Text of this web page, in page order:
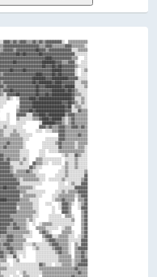
▓▓▓▓▒▒▓▓▓▓▓▓▓▓▓▓▒▒    ░░░░  ░░░░░░░░░░▒▒▒▒▒▒▒▒▒▒▒▒██▓▓▓▓▓▓▓▓▓▓▓▓▓▓▓▓▓▓▓▓▓▓▓▓▓▓▓▓▓▓██▓▓▓▓▓▓▒▒▓▓▒▒▒▒▒▒░░  ░░  ░░▒▒▒▒▒▒░░░░░░░░░░░░░░    ▒▒▓▓
▒▒▓▓▒▒▓▓██▓▓▓▓▓▓  ░░░░  ░░░░░░    ░░░░░░▒▒▒▒▒▒▒▒▒▒▒▒▒▒▓▓▓▓▒▒▓▓▓▓▓▓▓▓▓▓▓▓▓▓▓▓▓▓▓▓▓▓▓▓▓▓▓▓▒▒▒▒▓▓▓▓▒▒▒▒░░    ▒▒▒▒▒▒░░░░░░░░  ░░▒▒▒▒      ▒▒▓▓
▒▒░░▓▓▓▓▓▓▓▓▓▓▒▒░░░░░░  ░░      ░░░░░░░░▒▒░░▒▒░░▓▓▒▒░░██▓▓▓▓▓▓▓▓▓▓▓▓▓▓▓▓▓▓▓▓▓▓▓▓▓▓██▓▓▓▓▒▒▒▒▒▒▒▒▒▒▒▒▒▒░░    ▒▒▓▓▒▒░░      ▒▒▒▒▒▒░░    ▒▒▓▓
▓▓░░▒▒██▓▓▓▓▓▓▓▓▒▒░░░░░░░░      ░░  ░░░░░░░░░░▒▒▓▓▒▒▒▒▓▓▓▓▓▓▓▓▓▓▓▓▓▓▒▒▓▓▓▓▓▓▓▓▓▓▓▓▓▓▒▒▒▒▓▓▓▓▒▒▒▒▒▒░░░░░░      ▒▒▓▓▓▓░░░░▒▒▒▒▒▒░░░░  ░░▒▒▓▓
▓▓▓▓▓▓██▓▓▓▓▓▓▓▓▓▓▓▓██▓▓      ░░░░      ░░░░▒▒▓▓▒▒▒▒▓▓▒▒▓▓▒▒░░██▓▓▓▓▓▓▓▓▓▓▓▓▓▓▓▓▒▒░░▒▒▒▒▓▓▓▓▒▒▒▒▒▒▒▒          ░░▒▒▓▓▓▓▒▒▒▒▒▒▒▒░░░░░░░░▓▓▓▓
▓▓▓▓▓▓████▓▓▓▓▓▓▓▓▓▓▓▓░░                ░░▒▒▒▒▒▒░░▒▒▒▒▒▒▒▒▒▒▒▒▒▒░░▒▒▓▓▓▓▓▓██▓▓░░▓▓▓▓▒▒▓▓▓▓▒▒▒▒▒▒▒▒░░░░░░▒▒░░░░░░░░▒▒▓▓▓▓▒▒▒▒▒▒░░  ▒▒░░▓▓▓▓
▓▓▒▒▓▓████▓▓▓▓▓▓▓▓▓▓▓▓▓▓  ░░░░░░░░░░░░░░░░▒▒▒▒░░▒▒▒▒▒▒▒▒▓▓▒▒▒▒▓▓▒▒▒▒▒▒▒▒▒▒▓▓░░▒▒▓▓▓▓▒▒▒▒▓▓▓▓▒▒▒▒▒▒░░    ░░▒▒░░░░░░░░▒▒▓▓▓▓▒▒▒▒░░  ▒▒▓▓▓▓▓▓
▓▓▓▓▓▓▓▓▓▓▓▓▓▓▓▓▓▓▓▓▓▓      ░░░░    ░░░░░░░░░░░░░░░░░░▒▒▒▒░░▒▒▓▓▓▓▒▒▓▓▓▓▓▓▓▓▓▓▓▓▓▓▓▓▓▓▒▒▒▒▓▓▒▒░░░░░░      ░░░░░░░░░░░░▒▒▓▓▒▒▒▒░░  ▒▒▒▒▓▓▒▒
▒▒▓▓▒▒██▓▓▓▓▓▓▓▓▓▓▓▓▒▒    ░░      ░░  ░░    ░░░░  ░░░░▒▒░░░░▒▒▓▓▓▓▒▒▒▒██▓▓▓▓▓▓▓▓▓▓▒▒▓▓▒▒░░░░▓▓░░  ░░      ░░░░░░░░░░░░░░▒▒▒▒▒▒▒▒  ▒▒▒▒▓▓▒▒
▒▒▒▒▓▓▓▓████████▓▓▓▓            ░░░░      ░░░░      ░░░░░░  ▒▒▒▒▒▒░░▒▒██▒▒▓▓▓▓▓▓▓▓░░▒▒▒▒    ░░▒▒          ░░░░░░░░░░░░░░▒▒▒▒▒▒▒▒░░▒▒▒▒▓▓▓▓
▒▒▒▒▓▓▒▒▒▒██████▓▓▓▓▒▒░░░░▒▒░░░░░░░░░░  ░░░░░░            ▒▒▒▒▒▒▒▒░░▓▓▓▓▒▒▓▓▓▓▓▓▓▓▒▒░░░░░░  ░░░░░░░░░░░░░░░░▓▓▒▒░░░░  ░░░░▒▒▒▒▒▒░░▒▒▓▓▓▓▓▓
▒▒▒▒▓▓▓▓▓▓▓▓██▓▓▓▓▓▓▓▓▓▓▓▓▓▓▓▓  ░░░░    ░░  ░░      ░░░░▒▒░░░░░░░░  ▓▓▓▓▒▒▓▓▓▓▓▓▒▒▒▒▒▒▒▒░░░░░░░░░░░░░░░░░░░░▒▒▒▒▒▒▒▒▒▒▒▒▒▒▒▒▒▒▒▒▒▒▓▓▒▒▒▒▒▒
▒▒▒▒▒▒▒▒▓▓▓▓▓▓▓▓██▓▓▓▓▓▓▓▓▓▓░░░░░░      ░░░░░░      ░░░░▒▒  ░░    ▒▒▒▒▒▒▒▒▓▓▓▓▒▒▒▒▓▓░░░░░░░░░░  ░░▒▒░░░░░░░░░░▒▒▒▒▒▒▒▒▒▒▒▒▒▒▒▒▒▒▒▒▒▒▓▓▒▒▒▒
▒▒▒▒░░░░▒▒▒▒▒▒▒▒▓▓██████▓▓▓▓░░        ░░  ░░░░░░░░▒▒░░░░░░      ░░▒▒░░░░▓▓▒▒▒▒▒▒▒▒▒▒▒▒░░░░  ░░░░  ▒▒▒▒░░░░░░  ▒▒▒▒▒▒▒▒▒▒▒▒▒▒▒▒▒▒▓▓▒▒▒▒▒▒▒▒
▒▒▒▒░░░░▒▒▒▒▒▒▒▒▒▒▒▒▒▒▒▒▒▒▒▒░░░░░░  ░░  ░░░░░░░░░░▒▒░░░░░░    ░░░░░░░░  ▒▒░░▒▒░░░░▒▒░░░░░░░░    ░░░░▒▒▒▒░░░░░░▒▒▒▒▒▒▒▒▒▒▒▒▒▒▒▒▓▓▒▒▒▒▒▒▒▒▒▒
▒▒▒▒░░░░░░▒▒▒▒▒▒▒▒░░░░▒▒▒▒▒▒▒▒▒▒░░░░░░░░▒▒▒▒░░░░▒▒▒▒░░░░░░░░░░░░░░░░  ░░▒▒░░░░░░░░▒▒░░░░░░░░  ░░░░░░▒▒▒▒▒▒▒▒░░░░▒▒▒▒▒▒▒▒▒▒▒▒▒▒▓▓▒▒▒▒▒▒▒▒▒▒
░░▒▒▒▒▓▓  ░░░░▒▒▒▒▓▓▓▓▓▓░░▒▒▒▒▒▒▒▒▓▓▒▒▓▓▓▓▓▓░░░░▒▒▒▒░░░░░░░░░░  ░░░░░░░░▒▒░░░░░░░░▒▒▒▒░░░░░░░░  ░░▒▒▓▓▒▒▒▒▒▒▒▒▒▒▒▒▒▒▒▒▒▒▒▒▒▒▓▓▒▒░░▒▒▒▒▒▒░░
░░░░▒▒▒▒▒▒░░░░░░░░░░░░░░░░▒▒▒▒▒▒▓▓▒▒▓▓▒▒▒▒░░░░▒▒░░▒▒░░░░░░░░░░░░░░░░░░░░▒▒░░░░░░░░▒▒▓▓░░░░░░░░  ░░▒▒▓▓▓▓▒▒▒▒▓▓▒▒▒▒▒▒▒▒▒▒▒▒▒▒▓▓▒▒▒▒▒▒▒▒░░░░
░░░░▒▒▒▒▒▒▒▒▒▒      ░░▒▒▒▒▒▒░░░░▒▒░░▒▒░░░░░░░░▒▒▒▒▓▓  ░░░░░░░░░░░░░░░░░░░░░░░░░░░░▒▒▒▒▓▓  ░░░░  ▒▒▓▓▒▒▓▓▒▒▒▒▓▓▓▓▒▒▒▒▒▒▒▒▒▒▒▒▓▓▒▒▒▒▒▒▒▒░░░░
░░░░░░▒▒▒▒▒▒▒▒▒▒░░░░░░▒▒▒▒▒▒░░░░░░░░░░░░░░░░▒▒░░▓▓▓▓░░░░▒▒▓▓▓▓░░░░░░░░░░░░▒▒  ░░░░▒▒▒▒▓▓▓▓      ▒▒▒▒▒▒▒▒▒▒▓▓▓▓▓▓▓▓▒▒▒▒▒▒▒▒▒▒▒▒▒▒▒▒▒▒▒▒░░▒▒
░░░░░░▒▒░░░░░░▒▒░░░░░░▒▒░░▒▒░░░░░░░░░░░░░░░░░░░░▓▓▓▓▒▒▓▓▒▒▓▓██░░░░▒▒▓▓░░░░▒▒▒▒░░▒▒▒▒▒▒▓▓▒▒▒▒░░░░▒▒▒▒▒▒▒▒▓▓▓▓▓▓▓▓▓▓▓▓▒▒▒▒▒▒▒▒▒▒▒▒▒▒▒▒░░▒▒▒▒
░░░░▒▒░░░░░░░░░░░░░░▒▒░░░░░░    ░░░░░░▒▒░░░░░░░░▓▓▓▓▓▓▓▓▒▒▓▓▓▓▓▓██░░▒▒▓▓▒▒▒▒▒▒░░▒▒▒▒▓▓▓▓▓▓▒▒▒▒▒▒▒▒▓▓▒▒▓▓▒▒▓▓▓▓▓▓▓▓▓▓▓▓▓▓▒▒▒▒▒▒▒▒▒▒▒▒▒▒▒▒▒▒
░░░░░░░░    ░░    ▒▒░░░░░░░░░░░░░░░░▒▒▒▒░░░░░░▒▒▒▒▓▓▓▓▓▓▓▓▓▓██▓▓▓▓▓▓▒▒▒▒▒▒▒▒▒▒▒▒▒▒▓▓▓▓▒▒▓▓▒▒▒▒▒▒▒▒▒▒▒▒▒▒▒▒▒▒▒▒▓▓▓▓▒▒▒▒▓▓▓▓▓▓▒▒▒▒▒▒▒▒▒▒▒▒▒▒
░░░░░░          ░░▒▒░░░░░░  ░░░░░░▒▒▒▒░░░░▒▒▒▒▒▒▒▒▓▓▓▓▓▓▓▓██████▓▓▓▓▒▒▒▒▒▒▒▒▒▒▒▒▒▒▓▓▓▓▒▒▓▓▒▒▒▒▒▒▒▒▒▒▒▒▒▒▒▒▒▒▒▒▒▒▒▒▒▒▒▒▓▓▒▒▒▒▓▓▒▒▒▒▒▒▒▒░░░░
░░░░  ░░        ░░▒▒░░░░  ░░░░░░░░▓▓░░░░░░▒▒▒▒▒▒▒▒▓▓▓▓▓▓▓▓▓▓██████▓▓▒▒▒▒▒▒▒▒▒▒▒▒▓▓▓▓▒▒▒▒▒▒▒▒▒▒▒▒▒▒▒▒▒▒▓▓▓▓▓▓▓▓▓▓██▓▓▓▓▒▒▓▓▓▓▒▒▒▒▒▒▓▓▒▒░░░░
░░░░░░░░░░      ▒▒░░░░░░░░  ░░░░▒▒░░░░▒▒▒▒▒▒▒▒▒▒▒▒▓▓▓▓▓▓▓▓▓▓██████▒▒▒▒▒▒▒▒▒▒▒▒▒▒▒▒▓▓▒▒▒▒▒▒▒▒▒▒▒▒▒▒▒▒▒▒▓▓▓▓▓▓▓▓▓▓██████▓▓▓▓▓▓▓▓▓▓▓▓▒▒▒▒░░░░
░░▒▒▒▒▒▒▓▓    ░░▒▒░░░░░░  ░░░░░░▒▒░░▒▒▒▒▒▒▒▒▒▒▒▒▒▒▓▓▓▓▓▓▓▓▓▓██████▓▓▒▒▒▒▒▒▒▒▒▒▒▒▒▒▒▒▒▒▒▒▒▒▒▒▒▒▒▒▒▒▒▒▒▒▒▒▓▓▓▓▓▓▓▓▓▓██▓▓▓▓▓▓▓▓▓▓▓▓▓▓▒